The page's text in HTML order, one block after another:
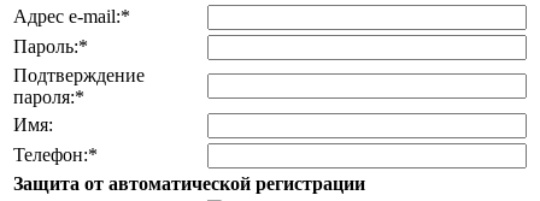
Адрес e-mail:*
Пароль:*
Подтверждение
пароля:*
Имя:
Телефон:*
Защита от автоматической регистрации